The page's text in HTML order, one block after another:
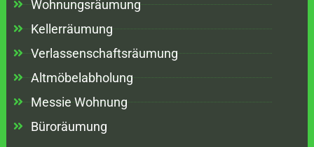
Wohnungsräumung
Kellerräumung
Verlassenschaftsräumung
Altmöbelabholung
Messie Wohnung
Büroräumung